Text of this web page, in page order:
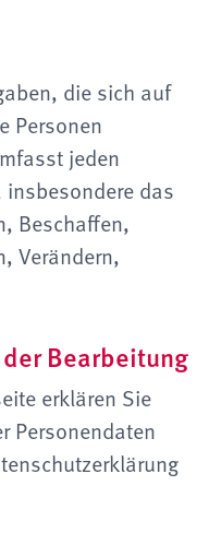
die sich auf
Personen
jeden
das
Beschaffen,
Verändern,
Bearbeitung
erklären Sie
Personendaten